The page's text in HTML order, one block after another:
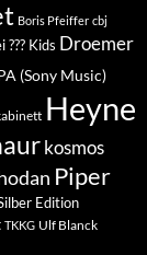
Boris Pfeiffer cbj
??? Kids Droemer
(Sony Music)
Heyne
kosmos
Piper
Edition
TKKG Ulf Blanck